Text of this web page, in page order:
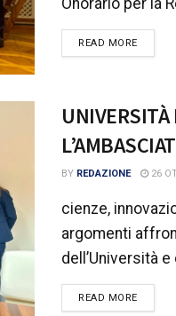
READ MOREDETAILS
BY REDAZIONE 26
cienze,
argomenti
dell’Università
READ MOREDETAILS